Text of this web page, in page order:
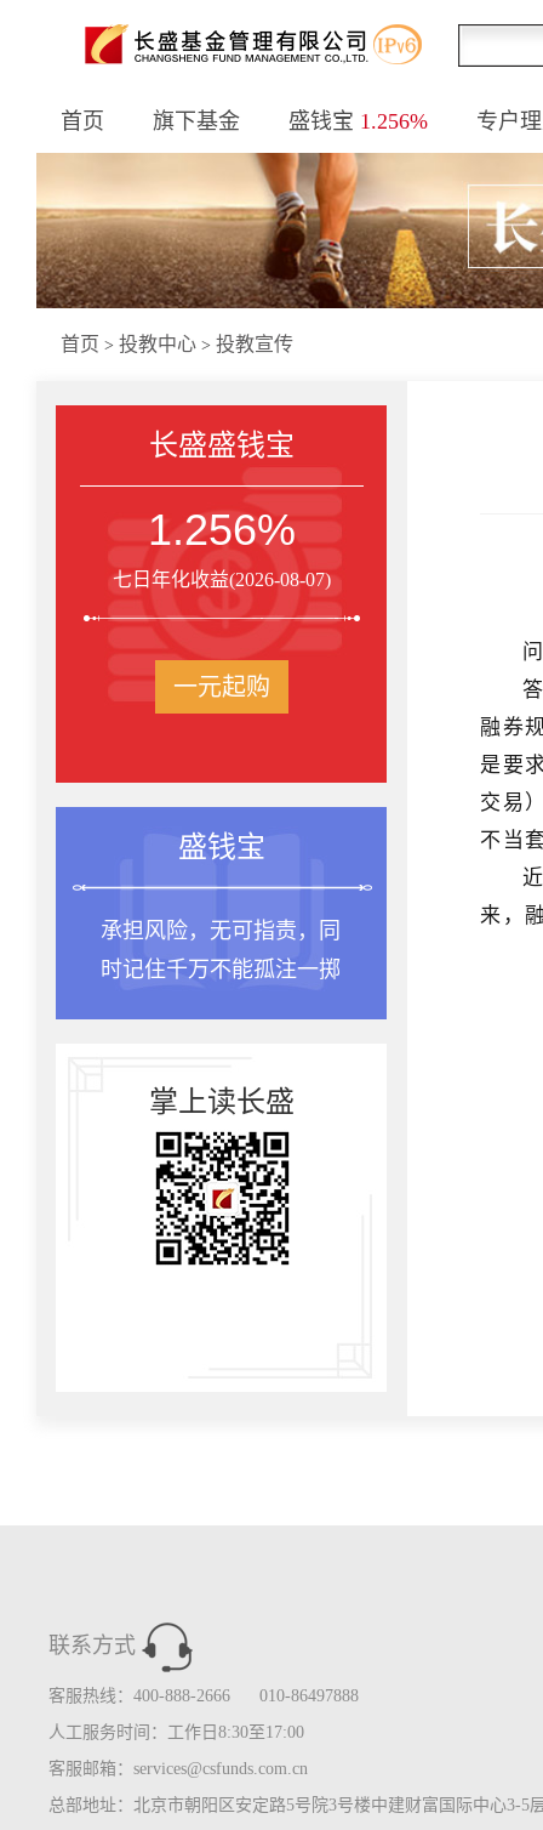
首页 旗下基金 盛钱宝 1.256% 专户
首页 > 投教中心 > 投教宣传
长盛盛钱宝
1.256%
七日年化收益(2026-08-07)
一元起购
盛钱宝
承担风险，无可指责，同
时记住千万不能孤注一掷
掌上读长盛
融券
是要
交易
不当
来，
联系方式
客服热线：400-888-2666 010-86497888
人工服务时间：工作日8:30至17:00
客服邮箱：services@csfunds.com.cn
总部地址：北京市朝阳区安定路5号院3号楼中建财富国际中心3-5